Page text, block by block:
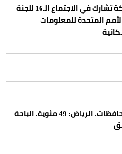
المملكة تشارك في الاجتماع الـ16 للجنة
المتحدة للمعلومات
مكة: رياح في 4 محافظات. الرياض: 49 مئوية. الباحة